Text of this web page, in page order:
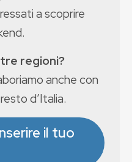
a scoprire
regioni?
anche con
d’Italia.
il tuo